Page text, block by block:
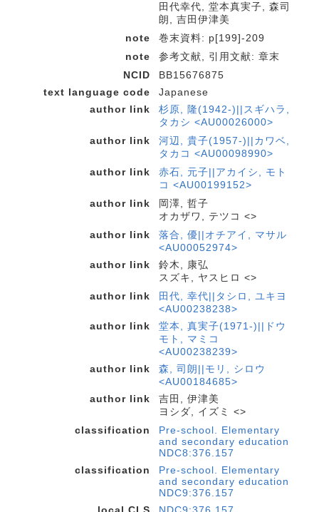
田代幸代, 堂本真実子, 森司
朗, 吉田伊津美
note
巻末資料: p[199]-209
note
参考文献, 引用文献: 章末
NCID
BB15676875
text language code
Japanese
author link
杉原, 隆(1942-)||スギハラ,
タカシ <AU00026000>
author link
河辺, 貴子(1957-)||カワベ,
タカコ <AU00098990>
author link
赤石, 元子||アカイシ, モト
コ <AU00199152>
author link
岡澤, 哲子
オカザワ, テツコ <>
author link
落合, 優||オチアイ, マサル
<AU00052974>
author link
鈴木, 康弘
スズキ, ヤスヒロ <>
author link
田代, 幸代||タシロ, ユキヨ
<AU00238238>
author link
堂本, 真実子(1971-)||ドウ
モト, マミコ
<AU00238239>
author link
森, 司朗||モリ, シロウ
<AU00184685>
author link
吉田, 伊津美
ヨシダ, イズミ <>
classification
Pre-school. Elementary
and secondary education
NDC8:376.157
classification
Pre-school. Elementary
and secondary education
NDC9:376.157